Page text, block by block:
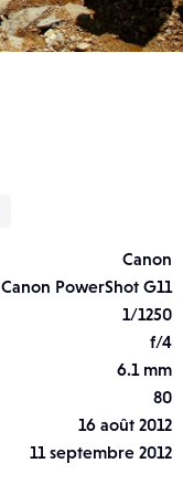
Canon
Canon PowerShot G11
1/1250
f/4
6.1 mm
80
16 août 2012
11 septembre 2012